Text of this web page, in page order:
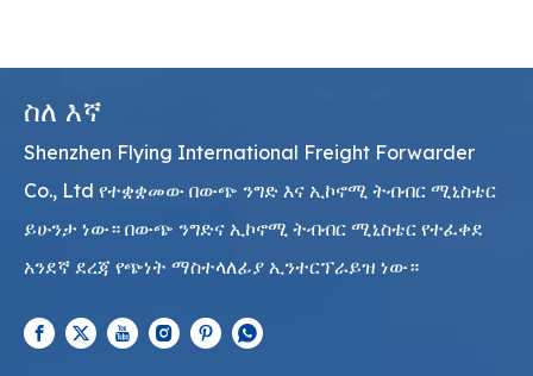
ስለ እኛ
Shenzhen Flying International Freight Forwarder
Co., Ltd የተቋቋመው በውጭ ንግድ እና ኢኮኖሚ ትብብር ሚኒስቴር
ይሁንታ ነው። በውጭ ንግድና ኢኮኖሚ ትብብር ሚኒስቴር የተፈቀደ
አንደኛ ደረጃ የጭነት ማስተላለፊያ ኢንተርፕራይዝ ነው።